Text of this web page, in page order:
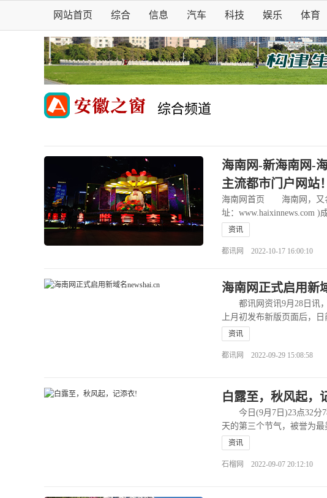
网站首页 综合 信息 汽车 科技 娱乐 体育
综合频道
海南网-新海南网-
主流都市门户网站！
海南网首页 海南网，又名
址：www.haixinnews.com
资讯
都讯网 2022-10-17 16:00:10
海南网正式启用新
都讯网资讯9月28日讯，
上月初发布新版页面后，
>>
资讯
都讯网 2022-09-29 15:08:58
白露至，秋风起，
今日(9月7日)23点32分7
天的第三个节气，被誉为
资讯
石榴网 2022-09-07 20:12:10